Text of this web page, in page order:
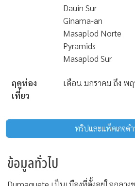
10-30 เมตร
Can be strong
อุณหภูมิน้ำ 26-29C
Atlantis House Reef
Dauin Sur